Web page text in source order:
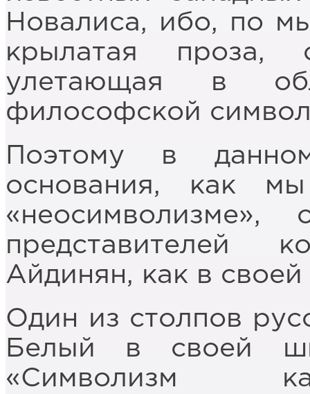
Новалиса, ибо, по
крылатая проза,
улетающая в
философской
Поэтому в
основания, как
представителей
Айдинян, как в
Один из столпов
Белый в своей
«Символизм